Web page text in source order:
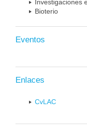
Investigaciones
Bioterio
Eventos
Enlaces
CvLAC